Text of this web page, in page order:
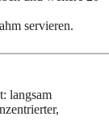
servieren.
langsam